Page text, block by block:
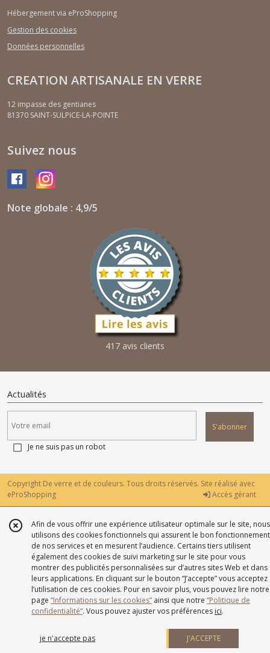
Hébergement via eProShopping
Gestion des cookies
Données personnelles
CREATION ARTISANALE EN VERRE
12 impasse des gentianes
81370 SAINT-SULPICE-LA-POINTE
Suivez nous
Note globale : 4,9/5
417 avis clients
Actualités
S'abonner
Je ne suis pas un robot
Copyright De verre et de couleurs. Tous droits réservés. Site réalisé avec
eProShopping
Accès gérant
Afin de vous offrir une expérience utilisateur optimale sur le site, nous
utilisons des cookies fonctionnels qui assurent le bon fonctionnement
de nos services et en mesurent l’audience. Certains tiers utilisent
également des cookies de suivi marketing sur le site pour vous
montrer des publicités personnalisées sur d’autres sites Web et dans
leurs applications. En cliquant sur le bouton “J’accepte” vous acceptez
l’utilisation de ces cookies. Pour en savoir plus, vous pouvez lire notre
page “Informations sur les cookies” ainsi que notre “Politique de
confidentialité“. Vous pouvez ajuster vos préférences ici.
je n'accepte pas J'ACCEPTE